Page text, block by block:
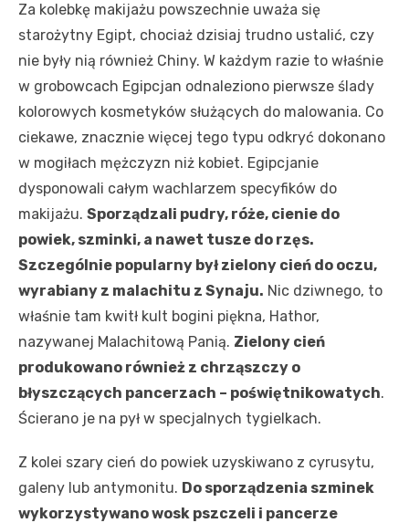
Za kolebkę makijażu powszechnie uważa się
starożytny Egipt, chociaż dzisiaj trudno ustalić, czy
nie były nią również Chiny. W każdym razie to właśnie
w grobowcach Egipcjan odnaleziono pierwsze ślady
kolorowych kosmetyków służących do malowania. Co
ciekawe, znacznie więcej tego typu odkryć dokonano
w mogiłach mężczyzn niż kobiet. Egipcjanie
dysponowali całym wachlarzem specyfików do
makijażu. Sporządzali pudry, róże, cienie do
powiek, szminki, a nawet tusze do rzęs.
Szczególnie popularny był zielony cień do oczu,
wyrabiany z malachitu z Synaju. Nic dziwnego, to
właśnie tam kwitł kult bogini piękna, Hathor,
nazywanej Malachitową Panią. Zielony cień
produkowano również z chrząszczy o
błyszczących pancerzach – poświętnikowatych.
Ścierano je na pył w specjalnych tygielkach.
Z kolei szary cień do powiek uzyskiwano z cyrusytu,
galeny lub antymonitu. Do sporządzenia szminek
wykorzystywano wosk pszczeli i pancerze